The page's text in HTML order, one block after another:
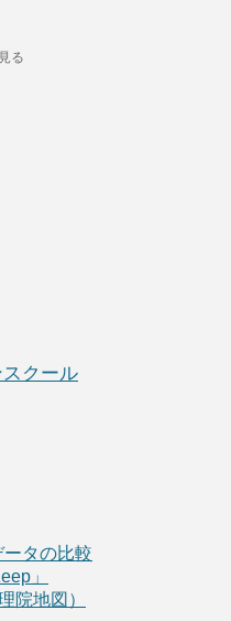
る
クール
タの比較
」
院地図）